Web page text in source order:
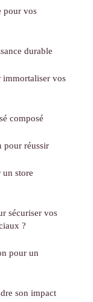
pour vos
durable
immortaliser vos
composé
pour réussir
un store
sécuriser vos
?
pour un
son impact